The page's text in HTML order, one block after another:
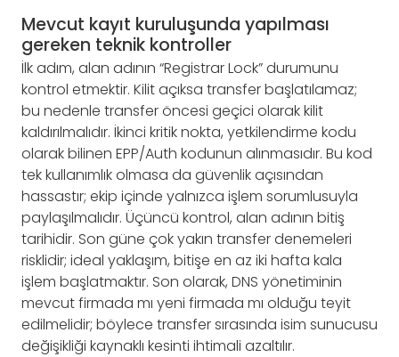
Mevcut kayıt kuruluşunda yapılması
gereken teknik kontroller
İlk adım, alan adının “Registrar Lock” durumunu
kontrol etmektir. Kilit açıksa transfer başlatılamaz;
bu nedenle transfer öncesi geçici olarak kilit
kaldırılmalıdır. İkinci kritik nokta, yetkilendirme kodu
olarak bilinen EPP/Auth kodunun alınmasıdır. Bu kod
tek kullanımlık olmasa da güvenlik açısından
hassastır; ekip içinde yalnızca işlem sorumlusuyla
paylaşılmalıdır. Üçüncü kontrol, alan adının bitiş
tarihidir. Son güne çok yakın transfer denemeleri
risklidir; ideal yaklaşım, bitişe en az iki hafta kala
işlem başlatmaktır. Son olarak, DNS yönetiminin
mevcut firmada mı yeni firmada mı olduğu teyit
edilmelidir; böylece transfer sırasında isim sunucusu
değişikliği kaynaklı kesinti ihtimali azaltılır.